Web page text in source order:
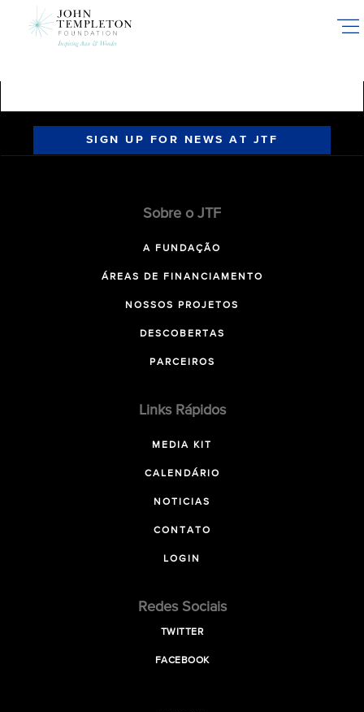
SIGN UP FOR NEWS AT JTF
Sobre o JTF
A FUNDAÇÃO
ÁREAS DE FINANCIAMENTO
NOSSOS PROJETOS
DESCOBERTAS
PARCEIROS
Links Rápidos
MEDIA KIT
CALENDÁRIO
NOTICIAS
CONTATO
LOGIN
Redes Sociais
TWITTER
FACEBOOK